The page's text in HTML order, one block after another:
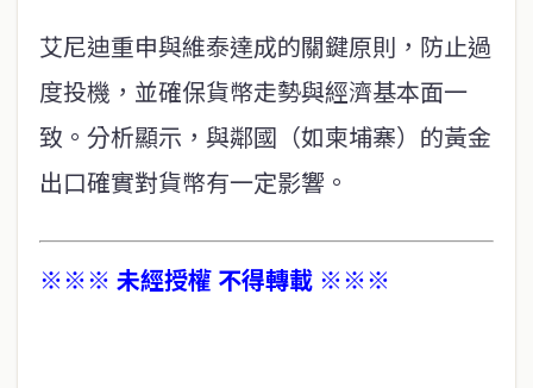
艾尼迪重申與維泰達成的關鍵原則，防止過
度投機，並確保貨幣走勢與經濟基本面一
致。分析顯示，與鄰國（如柬埔寨）的黃金
出口確實對貨幣有一定影響。
※※※ 未經授權 不得轉載 ※※※